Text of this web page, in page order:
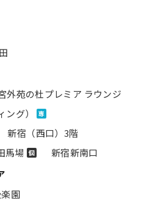
外苑の​杜プレミア ラウンジ
グ）
専
新宿（西口）3階
馬場 個 新宿新南口
園